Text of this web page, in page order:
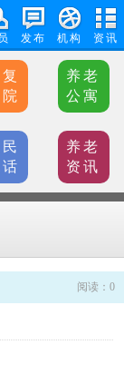
资讯
机构
发布
养老
公寓
养老
资讯
阅读： 0